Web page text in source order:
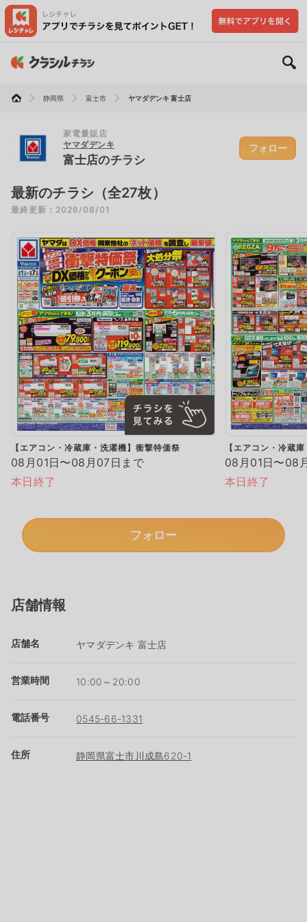
静岡県 富士市 ヤマダデンキ 富士店
家電量販店
ヤマダデンキ
富士店のチラシ
フォロー
最新のチラシ（全27枚）
最終更新：2026/08/01
【エアコン・冷蔵庫・洗濯機】衝撃特価祭
08月01日〜08月07日まで
本日終了
【エアコン・冷蔵
08月01日〜08
本日終了
フォロー
店舗情報
店舗名 ヤマダデンキ 富士店
営業時間 10:00～20:00
電話番号 0545-66-1331
住所 静岡県富士市川成島620-1